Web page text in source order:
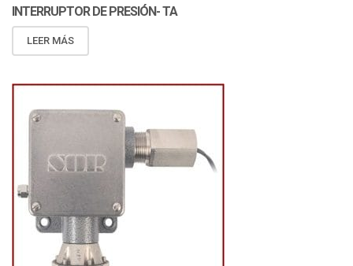
INTERRUPTOR DE PRESIÓN- TA
LEER MÁS